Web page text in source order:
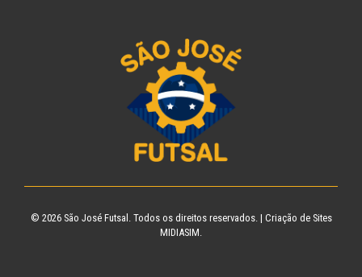
© 2026 São José Futsal . Todos os direitos reservados. | Criação de Sites
MIDIASIM.